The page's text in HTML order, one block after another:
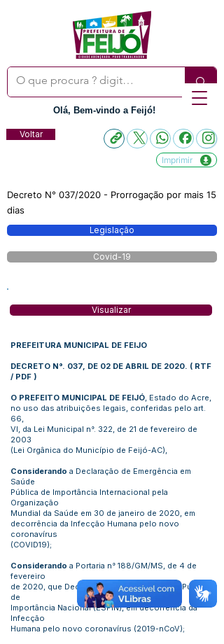
Olá, Bem-vindo a Feijó!
Voltar
Imprimir
Decreto N° 037/2020 - Prorrogação por mais 15
dias
Legislação
Covid-19
Visualizar
PREFEITURA MUNICIPAL DE FEIJO
DECRETO N°. 037, DE 02 DE ABRIL DE 2020. ( RTF
/ PDF )
O PREFEITO MUNICIPAL DE FEIJÓ, Estado do Acre,
no uso das atribuições legais, conferidas pelo art.
66,
VI, da Lei Municipal n°. 322, de 21 de fevereiro de
2003
(Lei Orgânica do Município de Feijó-AC),
Considerando a Declaração de Emergência em
Saúde
Pública de Importância Internacional pela
Organização
Mundial da Saúde em 30 de janeiro de 2020, em
decorrência da Infecção Humana pelo novo
coronavírus
(COVID19);
Considerando a Portaria n° 188/GM/MS, de 4 de
fevereiro
de 2020, que Declara Emergência em Saúde Pública
de
Importância Nacional (ESPIN), em decorrência da
Infecção
Humana pelo novo coronavírus (2019-nCoV);